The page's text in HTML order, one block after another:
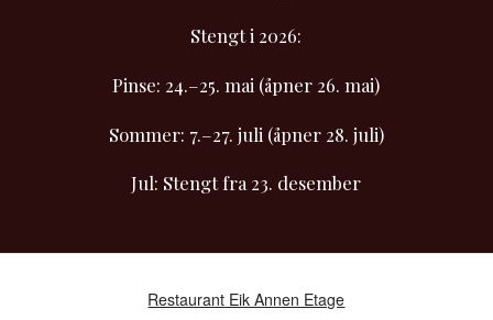
Stengt i 2026:
Pinse: 24.–25. mai (åpner 26. mai)
Sommer: 7.–27. juli (åpner 28. juli)
Jul: Stengt fra 23. desember
Restaurant Eik Annen Etage